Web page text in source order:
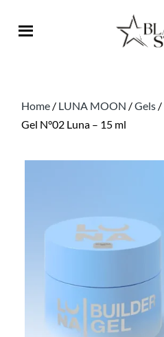
Home / LUNA MOON /Gels /
Gel N°02 Luna – 15 ml